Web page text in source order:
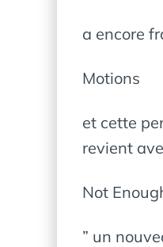
a encore
Motions
et cette
revient
Not
” un